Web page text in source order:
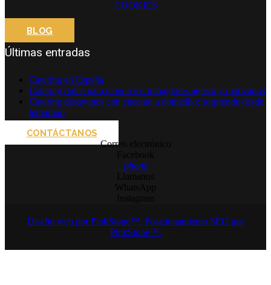
COOKIES
BLOG
Últimas entradas
Catering en España
Catering dulce para tener a los trabajdores agusto y motivados
Catering desayunos con encanto a domicilio: sorprende desde
temprano
CONTÁCTANOS
Correo electrónico
phone
Diseño web por PinkStone™. Posicionamiento SEO por
PinkStone™.